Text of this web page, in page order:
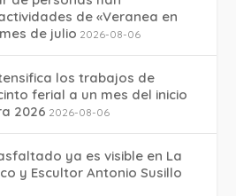
de «Veranea en
de julio 2026-08-06
los trabajos de
ferial a un mes del inicio
2026 2026-08-06
ya es visible en La
y Escultor Antonio Susillo